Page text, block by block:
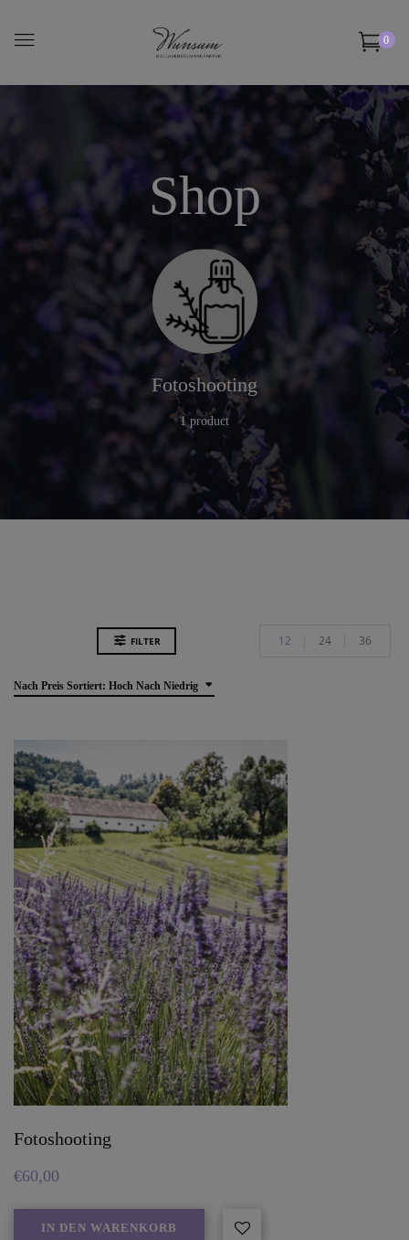
0
Shop
Fotoshooting
1 product
FILTER
Nach Preis Sortiert: Hoch Nach Niedrig
12 24 36
Fotoshooting
€60,00
IN DEN WARENKORB